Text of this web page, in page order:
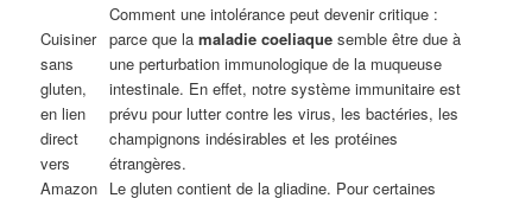
Cuisiner
sans
gluten,
en lien
direct
vers
Amazon
Comment une intolérance peut devenir critique :
parce que lamaladie coeliaque semble être due à
une perturbation immunologique de la muqueuse
intestinale. En effet, notre système immunitaire est
prévu pour lutter contre les virus, les bactéries, les
champignons indésirables et les protéines
étrangères.
Le gluten contient de la gliadine. Pour certaines